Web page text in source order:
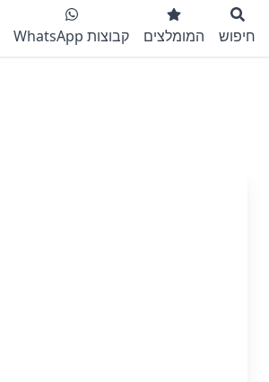
חיפוש המומלצים קבוצות WhatsApp